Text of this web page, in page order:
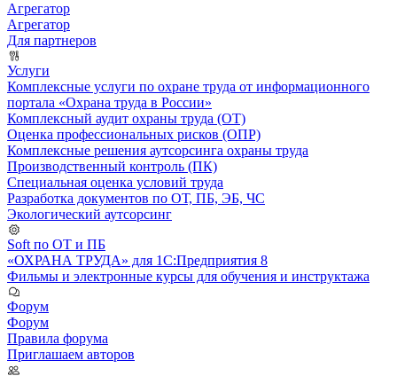
Агрегатор
Агрегатор
Для партнеров
Услуги
Комплексные услуги по охране труда от информационного
портала «Охрана труда в России»
Комплексный аудит охраны труда (ОТ)
Оценка профессиональных рисков (ОПР)
Комплексные решения аутсорсинга охраны труда
Производственный контроль (ПК)
Специальная оценка условий труда
Разработка документов по ОТ, ПБ, ЭБ, ЧС
Экологический аутсорсинг
Soft по ОТ и ПБ
«ОХРАНА ТРУДА» для 1С:Предприятия 8
Фильмы и электронные курсы для обучения и инструктажа
Форум
Форум
Правила форума
Приглашаем авторов